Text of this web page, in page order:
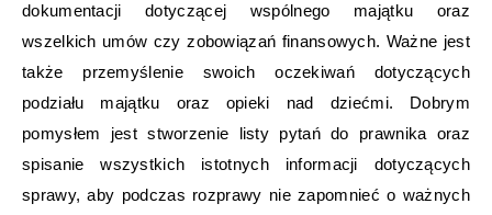
dokumentacji dotyczącej wspólnego majątku oraz
wszelkich umów czy zobowiązań finansowych. Ważne jest
także przemyślenie swoich oczekiwań dotyczących
podziału majątku oraz opieki nad dziećmi. Dobrym
pomysłem jest stworzenie listy pytań do prawnika oraz
spisanie wszystkich istotnych informacji dotyczących
sprawy, aby podczas rozprawy nie zapomnieć o ważnych